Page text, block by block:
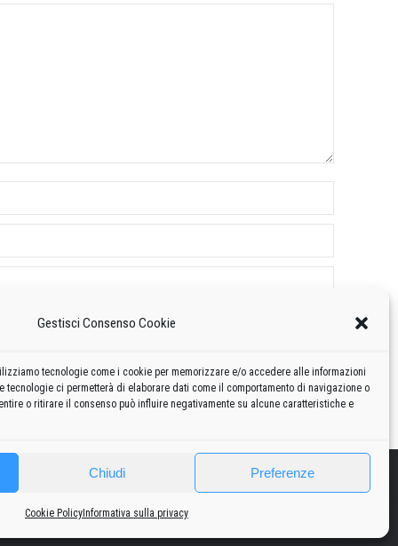
Gestisci Consenso Cookie
tecnologie come i cookie per memorizzare e/o accedere alle informazioni
tecnologie ci permetterà di elaborare dati come il comportamento di navigazione o
o ritirare il consenso può influire negativamente su alcune caratteristiche e
Chiudi Preferenze
Cookie Policy Informativa sulla privacy